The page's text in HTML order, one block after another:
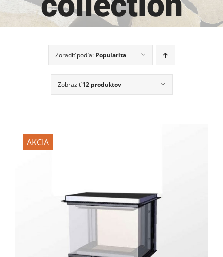
Zoradiť podľa: Popularita
Zobraziť12 produktov
AKCIA